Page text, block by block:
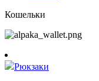
Кошельки
Рюкзаки